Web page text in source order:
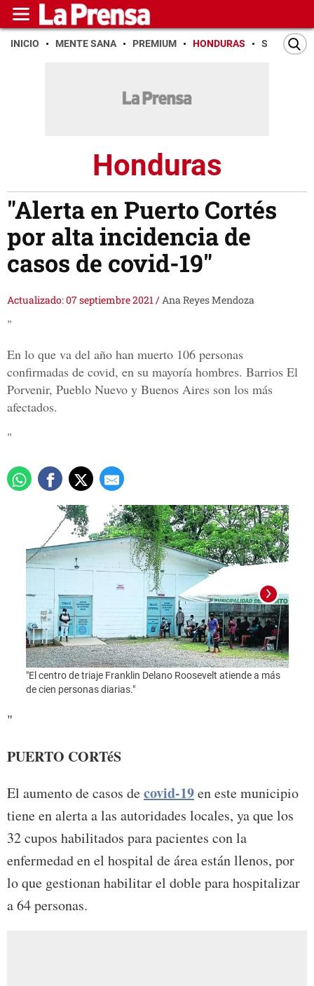
INICIO MENTE SANA PREMIUM HONDURAS SAN PEDRO
Honduras
"Alerta en Puerto Cortés
por alta incidencia de
casos de covid-19"
Actualizado: 07 septiembre 2021/Ana Reyes Mendoza
"
En lo que va del año han muerto 106 personas
confirmadas de covid, en su mayoría hombres. Barrios El
Porvenir, Pueblo Nuevo y Buenos Aires son los más
afectados.
"
"El centro de triaje Franklin Delano Roosevelt atiende a más
de cien personas diarias."
"El
de
"
PUERTO CORTéS
El aumento de casos decovid-19en este municipio
tiene en alerta a las autoridades locales, ya que los
32 cupos habilitados para pacientes con la
enfermedad en el hospital de área están llenos, por
lo que gestionan habilitar el doble para hospitalizar
a 64 personas.